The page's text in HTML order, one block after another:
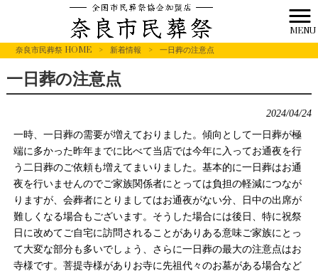
MENU
奈良市民葬祭 HOME
> 新着情報 > 一日葬の注意点
一日葬の注意点
2024/04/24
一時、一日葬の需要が増えておりました。傾向として一日葬が極
端に多かった昨年までに比べて当店では今年に入ってお通夜を行
う二日葬のご依頼も増えてまいりました。基本的に一日葬はお通
夜を行いませんのでご家族関係者にとっては負担の軽減につなが
りますが、会葬者にとりましてはお通夜がない分、日中の出席が
難しくなる場合もございます。そうした場合には後日、特に祝祭
日に改めてご自宅に訪問されることがありある意味ご家族にとっ
て大変な部分も多いでしょう、さらに一日葬の最大の注意点はお
寺様です。菩提寺様がありお寺に先祖代々のお墓がある場合など